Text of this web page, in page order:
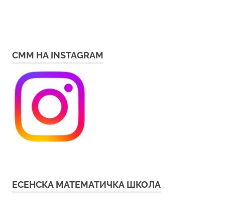
СММ НА INSTAGRAM
ЕСЕНСКА МАТЕМАТИЧКА ШКОЛА